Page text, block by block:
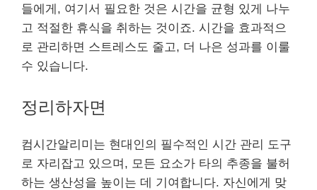
들에게, 여기서 필요한 것은 시간을 균형 있게 나누
고 적절한 휴식을 취하는 것이죠. 시간을 효과적으
로 관리하면 스트레스도 줄고, 더 나은 성과를 이룰
수 있습니다.
정리하자면
컴시간알리미는 현대인의 필수적인 시간 관리 도구
로 자리잡고 있으며, 모든 요소가 타의 추종을 불허
하는 생산성을 높이는 데 기여합니다. 자신에게 맞